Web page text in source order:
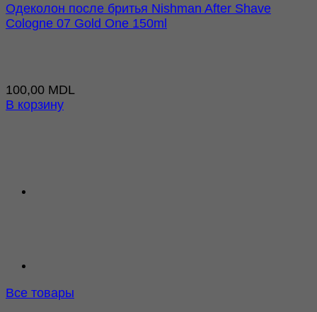
Одеколон после бритья Nishman After Shave
Cologne 07 Gold One 150ml
100,00 MDL
В корзину
Все товары